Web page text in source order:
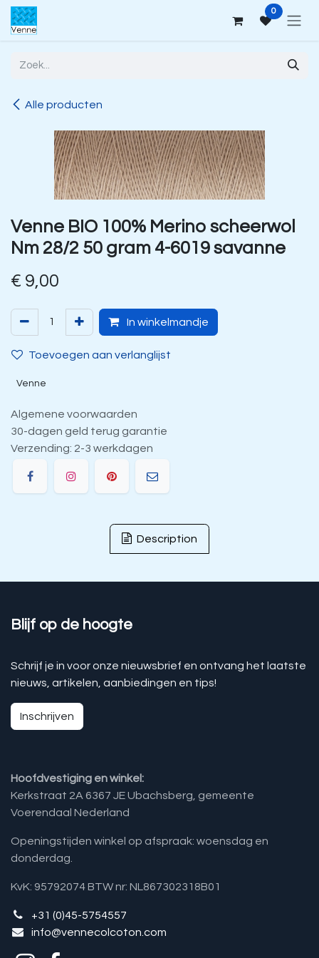
Overslaan naar inhoud 0
Alle producten
Venne BIO 100% Merino scheerwol
Nm 28/2 50 gram 4-6019 savanne
€ 9,00
In winkelmandje
Toevoegen aan verlanglijst
Venne
Algemene voorwaarden
30-dagen geld terug garantie
Verzending: 2-3 werkdagen
Description
Blijf op de hoogte
Schrijf je in voor onze nieuwsbrief en ontvang het laatste
nieuws, artikelen, aanbiedingen en tips!
Inschrijven
Hoofdvestiging en winkel:
Kerkstraat 2A 6367 JE Ubachsberg, gemeente
Voerendaal Nederland
Openingstijden winkel op afspraak: woensdag en
donderdag.
KvK: 95792074 BTW nr: NL867302318B01
+31 (0)45-5754557
info@vennecolcoton.com